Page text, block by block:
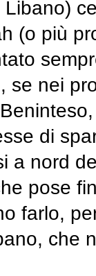
(o più
se nei
di
a nord
pose
farlo,
che